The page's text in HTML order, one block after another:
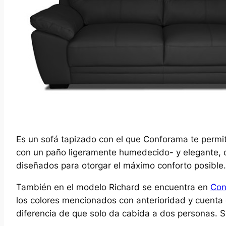
Es un sofá tapizado con el que Conforama te
con un paño ligeramente humedecido- y
diseñados para otorgar el máximo conforto
También en el modelo Richard se encuentra en
los colores mencionados con anterioridad y
diferencia de que solo da cabida a dos personas.